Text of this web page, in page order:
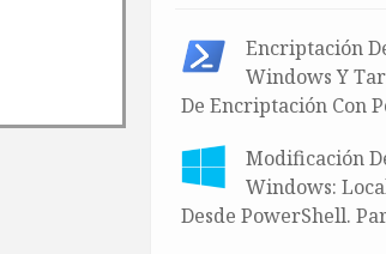
Encriptación
Windows Y
De Encriptación Con
Modificación
Windows:
Desde PowerShell.